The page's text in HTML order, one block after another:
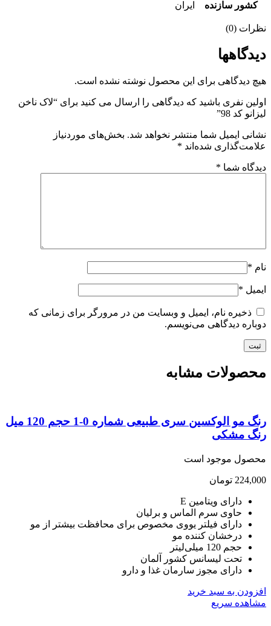
سازنده ایران
(0)
دیدگاهی برای این محصول نوشته نشده است.
نفری باشید که دیدگاهی را ارسال می کنید برای “لاک ناخن
کد 98”
ایمیل شما منتشر نخواهد شد. بخش‌های موردنیاز
شده‌اند*
شما*
*
*
ذخیره نام، ایمیل و وبسایت من در مرورگر برای زمانی که
دیدگاهی می‌نویسم.
مشابه
رنگ مو الوکسین سری طبیعی شماره 0-1 حجم 120 میل
مشکی
موجود است
تومان
دارای ویتامین E
حاوی سرم الماس و برلیان
دارای فیلتر یووی مخصوص برای محافظت بیشتر از مو
درخشان کننده مو
حجم 120 میلی‌لیتر
تحت لیسانس کشور آلمان
دارای مجوز سارمان غذا و دارو
به سبد خرید
سریع